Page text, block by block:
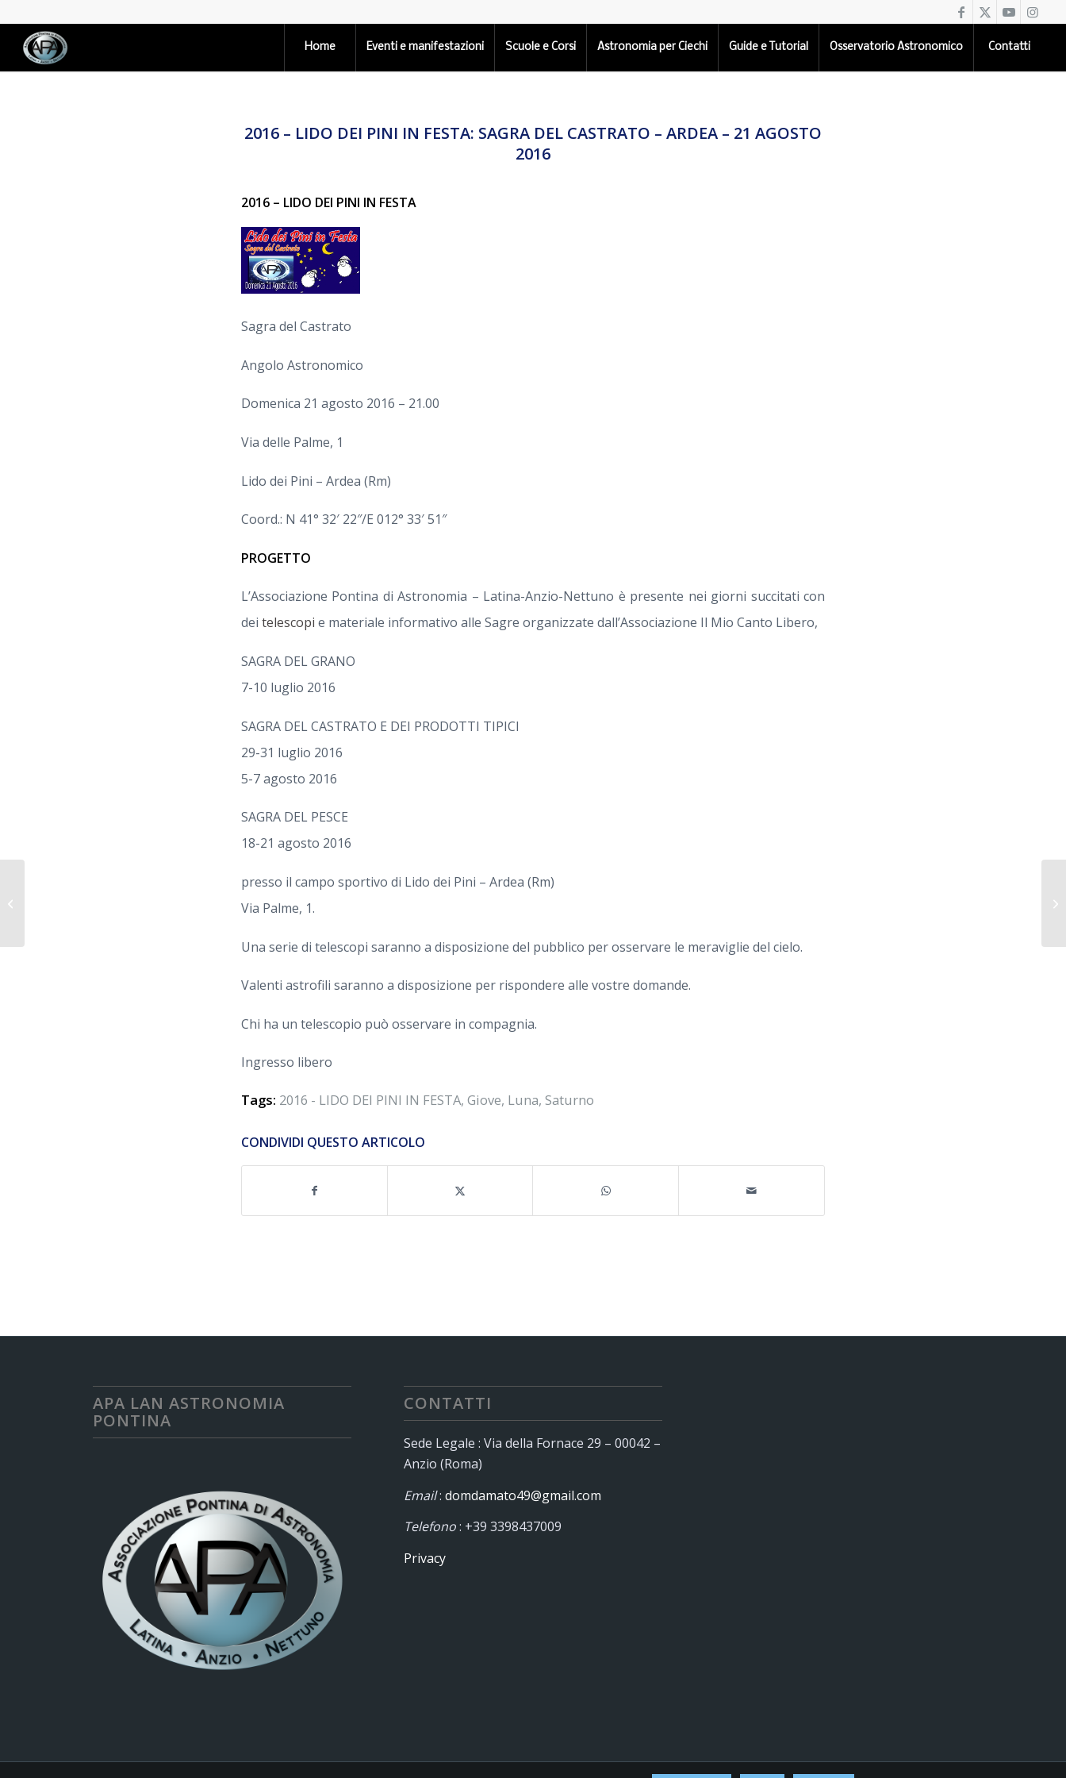
Home Eventi e manifestazioni Scuole e Corsi Astronomia per Ciechi Guide e Tutorial Osservatorio Astronomico Contatti
2016 – LIDO DEI PINI IN FESTA: SAGRA DEL CASTRATO – ARDEA – 21 AGOSTO
2016
2016 – LIDO DEI PINI IN FESTA
Sagra del Castrato
Angolo Astronomico
Domenica 21 agosto 2016 – 21.00
Via delle Palme, 1
Lido dei Pini – Ardea (Rm)
Coord.: N 41° 32′ 22″/E 012° 33′ 51″
PROGETTO
L’Associazione Pontina di Astronomia – Latina-Anzio-Nettuno è presente nei giorni succitati con
dei telescopi e materiale informativo alle Sagre organizzate dall’Associazione Il Mio Canto Libero,
SAGRA DEL GRANO
7-10 luglio 2016
SAGRA DEL CASTRATO E DEI PRODOTTI TIPICI
29-31 luglio 2016
5-7 agosto 2016
SAGRA DEL PESCE
18-21 agosto 2016
presso il campo sportivo di Lido dei Pini – Ardea (Rm)
Via Palme, 1.
Una serie di telescopi saranno a disposizione del pubblico per osservare le meraviglie del cielo.
Valenti astrofili saranno a disposizione per rispondere alle vostre domande.
Chi ha un telescopio può osservare in compagnia.
Ingresso libero
Tags: 2016 - LIDO DEI PINI IN FESTA, Giove, Luna, Saturno
CONDIVIDI QUESTO ARTICOLO
APA LAN ASTRONOMIA
PONTINA
CONTATTI
Sede Legale : Via della Fornace 29 – 00042 –
Anzio (Roma)
Email:domdamato49@gmail.com
Telefono: +39 3398437009
Privacy